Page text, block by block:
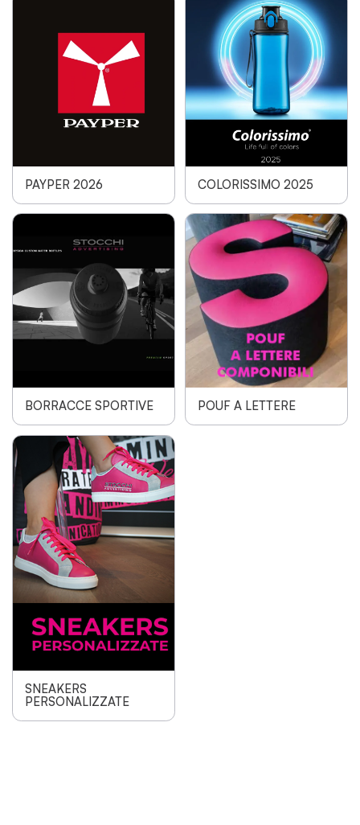
PAYPER 2026 COLORISSIMO 2025
BORRACCE SPORTIVE POUF A LETTERE
SNEAKERS
PERSONALIZZATE